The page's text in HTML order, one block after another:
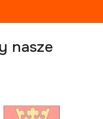
nasze